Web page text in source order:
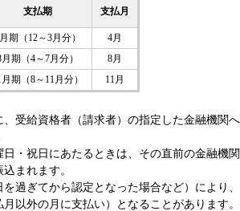
支払期 支払月
期（12～3月分）
4月
月期（4～7月分）
8月
月期（8～11月分）
11月
、受給資格者（請求者）の指定した金融機関へ
・祝日にあたるときは、その直前の金融機関
まれます。​
過ぎてから認定となった場合など）により、
以外の月に支払い）となることがあります。